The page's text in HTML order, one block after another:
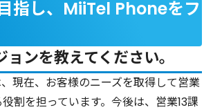
指し、MiiTel Phoneをフ
ンを教えてください。
、現在、お客様のニーズを取得して営業
割を担っています。今後は、営業13課